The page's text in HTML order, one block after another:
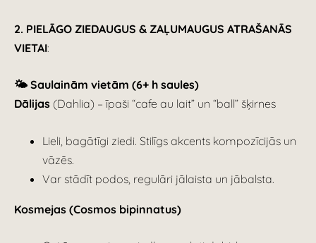
2. PIELĀGO ZIEDAUGUS & ZAĻUMAUGUS ATRAŠANĀS
VIETAI:
🌤️ Saulainām vietām (6+ h saules)
Dālijas (Dahlia) – īpaši “cafe au lait” un “ball” šķirnes
Lieli, bagātīgi ziedi. Stilīgs akcents kompozīcijās un
vāzēs.
Var stādīt podos, regulāri jālaista un jābalsta.
Kosmejas (Cosmos bipinnatus)